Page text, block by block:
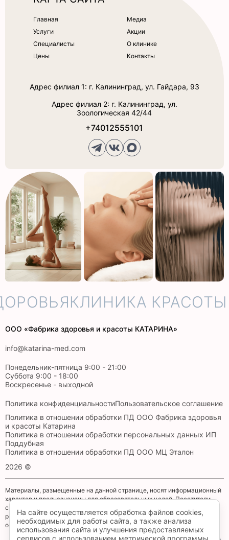
Главная
Услуги
Специалисты
Цены
Медиа
Акции
О клинике
Контакты
Адрес филиал 1: г. Калининград, ул. Гайдара, 93
Адрес филиал 2: г. Калининград, ул.
Зоологическая 42/44
+74012555101
КЛИНИКА
ООО «Фабрика здоровья и красоты КАТАРИНА»
info@katarina-med.com
Понедельник-пятница 9:00 - 21:00
Суббота 9:00 - 18:00
Воскресенье - выходной
Политика конфиденциальностиПользовательское соглашение
Политика в отношении обработки ПД ООО Фабрика здоровья
и красоты Катарина
Политика в отношении обработки персональных данных ИП
Поддубная
Политика в отношении обработки ПД ООО МЦ Эталон
2026 ©
Материалы, размещенные на данной странице, носят информационный
характер и предназначены для образовательных целей. Посетители
сайта не должны использовать их в качестве медицинских
рекомендаций. Определение диагноза и выбор методики лечения
остается исключительной прерогативой вашего лечащего врача!
На сайте осуществляется обработка файлов cookies,
необходимых для работы сайта, а также анализа
использования сайта и улучшения предоставляемых
сервисов с использованием метрической программы